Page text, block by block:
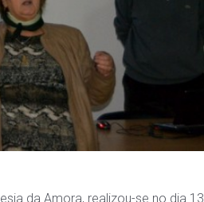
da Amora, realizou-se no dia 13